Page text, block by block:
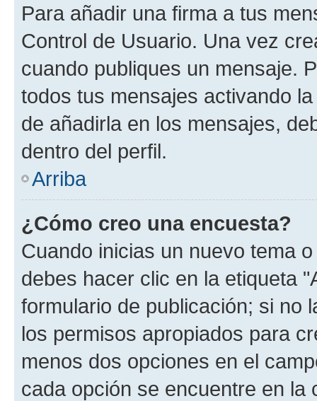
Para añadir una firma a tus
Control de Usuario. Una vez
cuando publiques un mensaje.
todos tus mensajes activando
de añadirla en los mensajes,
dentro del perfil.
Arriba
¿Cómo creo una encuesta?
Cuando inicias un nuevo tema
debes hacer clic en la etiqueta
formulario de publicación; si no
los permisos apropiados para
menos dos opciones en el
cada opción se encuentre en